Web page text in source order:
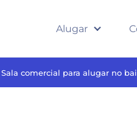
Alugar
Sala comercial para alugar no